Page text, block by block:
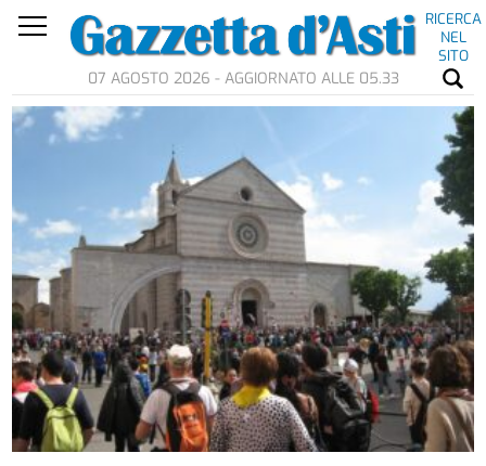
RICERCA
NEL
SITO
07 AGOSTO 2026 - AGGIORNATO ALLE 05.33